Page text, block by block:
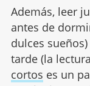
Además, leer
antes de
dulces
tarde (la
cortos es un